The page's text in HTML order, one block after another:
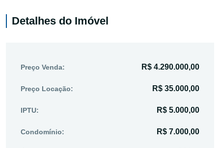
Detalhes do Imóvel
Preço Venda: R$ 4.290.000,00
Preço Locação: R$ 35.000,00
IPTU: R$ 5.000,00
Condomínio: R$ 7.000,00